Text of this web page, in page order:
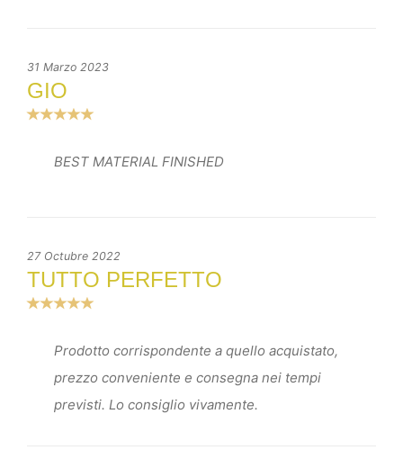
31 Marzo 2023
GIO
BEST MATERIAL FINISHED
27 Octubre 2022
TUTTO PERFETTO
Prodotto corrispondente a quello acquistato,
prezzo conveniente e consegna nei tempi
previsti. Lo consiglio vivamente.